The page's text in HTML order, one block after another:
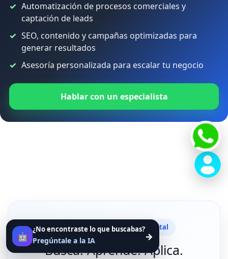
🤖
¿No encontraste lo que buscabas?
Pregúntale a la IA →
Automatización de procesos comerciales y
captación de leads
SEO, contenido y campañas optimizadas para
generar resultados
Asesoría personalizada para escalar tu negocio
Hablar con un especialista
Diccionario de Marketing Digital
Busca. Aprende. Aplica.